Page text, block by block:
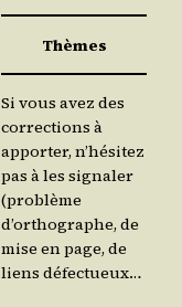
Thèmes
Si vous avez des
corrections à
apporter, n’hésitez
pas à les signaler
(problème
d’orthographe, de
mise en page, de
liens défectueux…